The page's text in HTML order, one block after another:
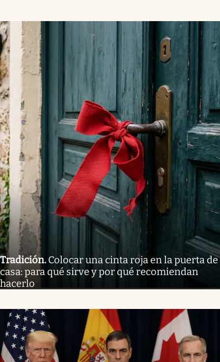
Tradición. Colocar una cinta roja en la puerta de
casa: para qué sirve y por qué recomiendan
hacerlo